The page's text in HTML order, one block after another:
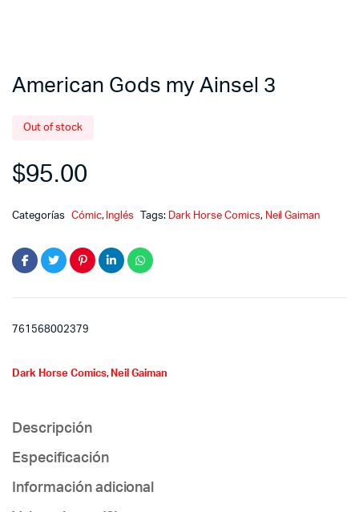
American Gods my Ainsel 3
Out of stock
$95.00
Categorías Cómic, Inglés Tags: Dark Horse Comics, Neil Gaiman
761568002379
Dark Horse Comics, Neil Gaiman
Descripción
Especificación
Información adicional